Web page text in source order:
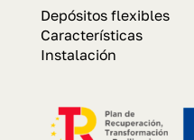
Depósitos flexibles
Características
Instalación